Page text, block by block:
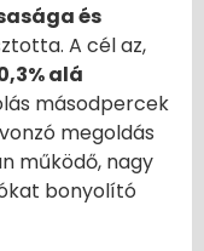
és
A cél az,
alá
másodpercek
megoldás
működő, nagy
bonyolító